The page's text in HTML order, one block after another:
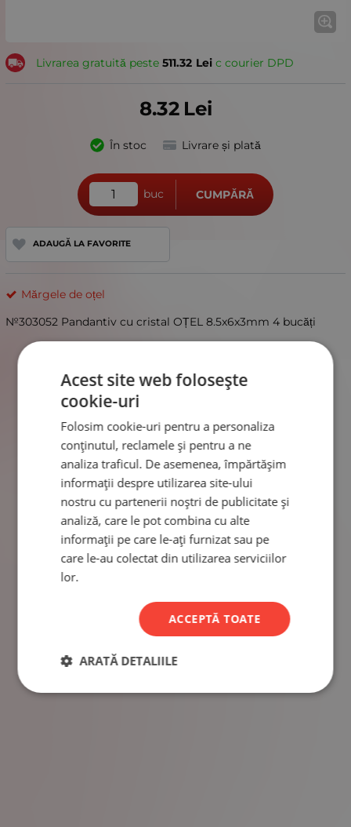
Livrarea gratuită peste 511.32 Leiс courier DPD
8.32 Lei
În stoc Livrare și plată
buc CUMPĂRĂ
ADAUGĂ LA FAVORITE
Mărgele de oțel
№303052 Pandantiv cu cristal OȚEL 8.5x6x3mm 4 bucăți
Acest site web folosește
cookie-uri
Folosim cookie-uri pentru a personaliza
conținutul, reclamele și pentru a ne
analiza traficul. De asemenea, împărtășim
informații despre utilizarea site-ului
nostru cu partenerii noștri de publicitate și
analiză, care le pot combina cu alte
informații pe care le-ați furnizat sau pe
care le-au colectat din utilizarea serviciilor
lor.
ACCEPTĂ TOATE
ARATĂ DETALIILE